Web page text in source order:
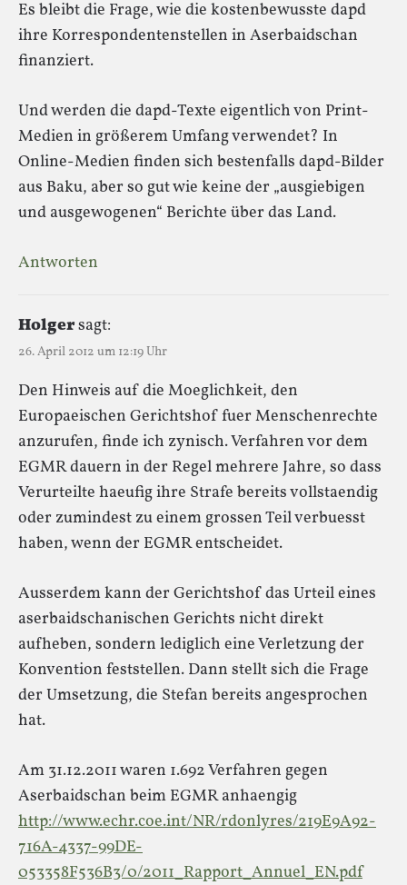
Es bleibt die Frage, wie die kostenbewusste dapd
ihre Korrespondentenstellen in Aserbaidschan
finanziert.
Und werden die dapd-Texte eigentlich von Print-
Medien in größerem Umfang verwendet? In
Online-Medien finden sich bestenfalls dapd-Bilder
aus Baku, aber so gut wie keine der „ausgiebigen
und ausgewogenen“ Berichte über das Land.
Antworten
Holgersagt:
26. April 2012 um 12:19 Uhr
Den Hinweis auf die Moeglichkeit, den
Europaeischen Gerichtshof fuer Menschenrechte
anzurufen, finde ich zynisch. Verfahren vor dem
EGMR dauern in der Regel mehrere Jahre, so dass
Verurteilte haeufig ihre Strafe bereits vollstaendig
oder zumindest zu einem grossen Teil verbuesst
haben, wenn der EGMR entscheidet.
Ausserdem kann der Gerichtshof das Urteil eines
aserbaidschanischen Gerichts nicht direkt
aufheben, sondern lediglich eine Verletzung der
Konvention feststellen. Dann stellt sich die Frage
der Umsetzung, die Stefan bereits angesprochen
hat.
Am 31.12.2011 waren 1.692 Verfahren gegen
Aserbaidschan beim EGMR anhaengig
http://www.echr.coe.int/NR/rdonlyres/219E9A92-
716A-4337-99DE-
053358F536B3/0/2011_Rapport_Annuel_EN.pdf